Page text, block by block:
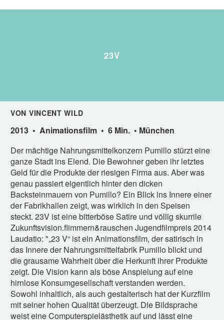
23V
VON VINCENT WILD
2013 • Animationsfilm • 6 Min. • München
Der mächtige Nahrungsmittelkonzern Pumillo stürzt eine
ganze Stadt ins Elend. Die Bewohner geben ihr letztes
Geld für die Produkte der riesigen Firma aus. Aber was
genau passiert eigentlich hinter den dicken
Backsteinmauern von Pumillo? Ein Blick ins Innere einer
der Fabrikhallen zeigt, was wirklich in den Speisen
steckt. 23V ist eine bitterböse Satire und völlig skurrile
Zukunftsvision.flimmern&rauschen Jugendfilmpreis 2014
Laudatio: "„23 V“ ist ein Animationsfilm, der satirisch in
das Innere der Nahrungsmittelfabrik Pumillo blickt und
die grausame Wahrheit über die Herkunft ihrer Produkte
zeigt. Die Vision kann als böse Anspielung auf eine
hirnlose Konsumgesellschaft verstanden werden.
Sowohl inhaltlich, als auch gestalterisch hat der Kurzfilm
mit seiner hohen Qualität überzeugt. Die Bildsprache
weist eine Computerspielästhetik auf und lässt eine